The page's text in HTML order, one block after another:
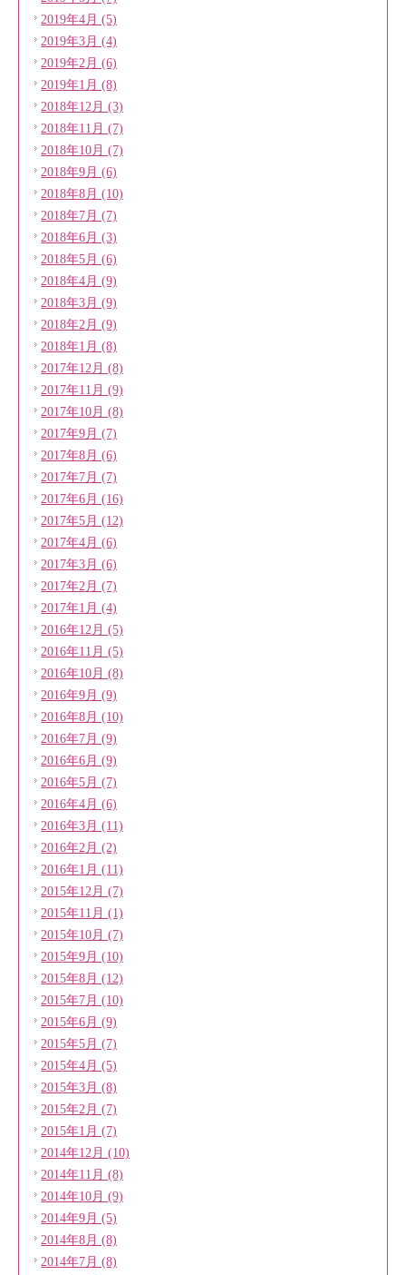
2019年4月 (5)
2019年3月 (4)
2019年2月 (6)
2019年1月 (8)
2018年12月 (3)
2018年11月 (7)
2018年10月 (7)
2018年9月 (6)
2018年8月 (10)
2018年7月 (7)
2018年6月 (3)
2018年5月 (6)
2018年4月 (9)
2018年3月 (9)
2018年2月 (9)
2018年1月 (8)
2017年12月 (8)
2017年11月 (9)
2017年10月 (8)
2017年9月 (7)
2017年8月 (6)
2017年7月 (7)
2017年6月 (16)
2017年5月 (12)
2017年4月 (6)
2017年3月 (6)
2017年2月 (7)
2017年1月 (4)
2016年12月 (5)
2016年11月 (5)
2016年10月 (8)
2016年9月 (9)
2016年8月 (10)
2016年7月 (9)
2016年6月 (9)
2016年5月 (7)
2016年4月 (6)
2016年3月 (11)
2016年2月 (2)
2016年1月 (11)
2015年12月 (7)
2015年11月 (1)
2015年10月 (7)
2015年9月 (10)
2015年8月 (12)
2015年7月 (10)
2015年6月 (9)
2015年5月 (7)
2015年4月 (5)
2015年3月 (8)
2015年2月 (7)
2015年1月 (7)
2014年12月 (10)
2014年11月 (8)
2014年10月 (9)
2014年9月 (5)
2014年8月 (8)
2014年7月 (8)